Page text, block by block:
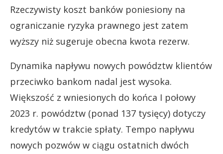
Rzeczywisty koszt banków poniesiony na
ograniczanie ryzyka prawnego jest zatem
wyższy niż sugeruje obecna kwota rezerw.
Dynamika napływu nowych powództw klientów
przeciwko bankom nadal jest wysoka.
Większość z wniesionych do końca I połowy
2023 r. powództw (ponad 137 tysięcy) dotyczy
kredytów w trakcie spłaty. Tempo napływu
nowych pozwów w ciągu ostatnich dwóch